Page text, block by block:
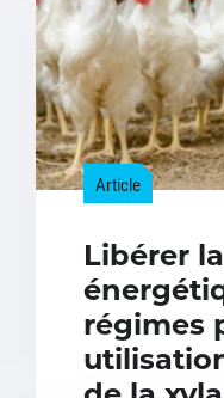
Article
Libérer
régimes